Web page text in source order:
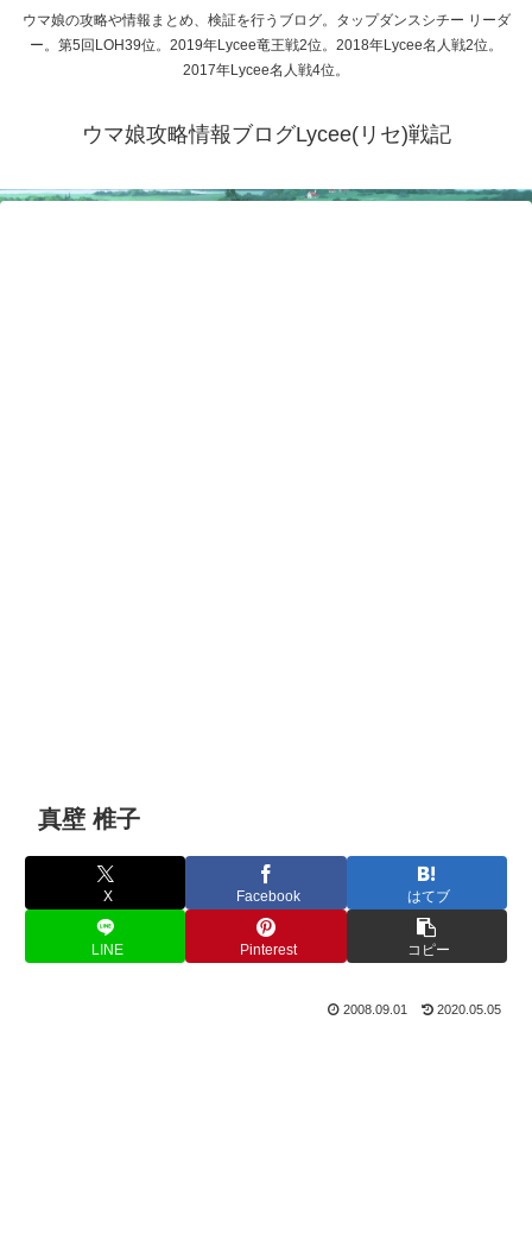
ウマ娘の攻略や情報まとめ、検証を行うブログ。タップダンスシチー リーダ
ー。第5回LOH39位。2019年Lycee竜王戦2位。2018年Lycee名人戦2位。
2017年Lycee名人戦4位。
ウマ娘攻略情報ブログLycee(リセ)戦記
真壁 椎子
X Facebook はてブ
LINE Pinterest コピー
2008.09.01 2020.05.05